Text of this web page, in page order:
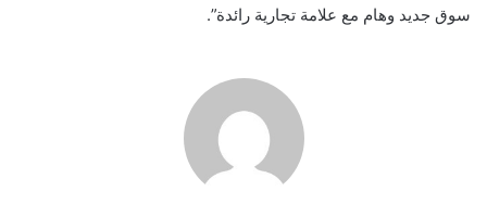
سوق جديد وهام مع علامة تجارية رائدة”.